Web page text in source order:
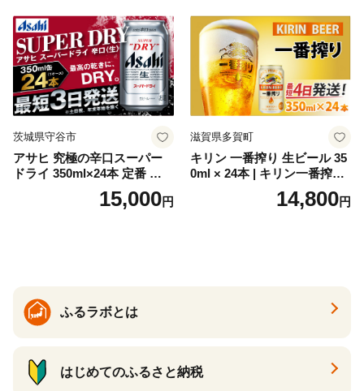
セット 詰め合わせ カクテル
ソーダ割り アルコール ロッ
ク ソーダ ジントニック 】
茨城県守谷市
アサヒ 究極の辛口スーパー
ドライ 350ml×24本 定番 ビー
ル 缶ビール 酒 お酒 アルコー
15,000円
滋賀県多賀町
キリン 一番搾り 生ビール 35
0ml × 24本 | キリン一番搾り
キリンビール 一番搾り ビー
ル 24缶 きりんいちばんしぼ
14,800円
ふるラボとは
はじめてのふるさと納税